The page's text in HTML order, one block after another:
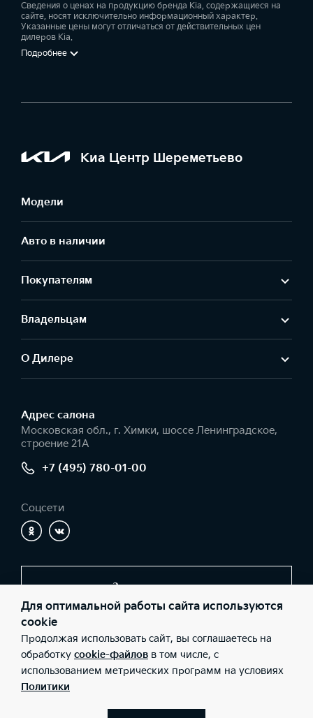
Сведения о ценах на продукцию бренда Kia, содержащиеся на
сайте, носят исключительно информационный характер.
Указанные цены могут отличаться от действительных цен
дилеров Kia.
Подробнее
Киа Центр Шереметьево
Модели
Авто в наличии
Покупателям
Владельцам
О Дилере
Адрес салонa
Московская обл., г. Химки, шоссе Ленинградское,
строение 21А
+7 (495) 780-01-00
Соцсети
Заказать звонок
© 2026 Юридические лица ООО «КЦ Шереметьево»
(Фактический адрес: Московская обл., г. Химки, шоссе
Ленинградское, строение 21А; Телефон: +7 (495) 780-01-00;
ИНН: 5047111019; ОГРН: 1095047012345), ООО «Киа Россия и
СНГ» (Фактический адрес: г.Москва, Валовая 26; Телефон: 8 800
301 08 80; ИНН: 7728674093; ОГРН: 5087746291760) ведут
Для оптимальной работы сайта используются
cookie
Продолжая использовать сайт, вы соглашаетесь на
обработку cookie-файлов в том числе, с
использованием метрических программ на условиях
Политики